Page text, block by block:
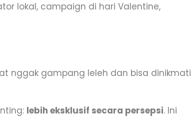
lokal, campaign di hari Valentine,
nggak gampang leleh dan bisa dinikmati
lebih eksklusif secara persepsi. Ini